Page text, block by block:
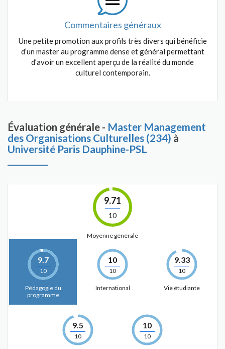
Commentaires généraux
Une petite promotion aux profils très divers qui bénéficie
d’un master au programme dense et général permettant
d’avoir un excellent aperçu de la réalité du monde
culturel contemporain.
Évaluation générale - Master Management
des Organisations Culturelles (234) à
Université Paris Dauphine-PSL
9.71
10
Moyenne générale
9.7
10
Pédagogie du
programme
10
10
International
9.33
10
Vie étudiante
9.5
10
10
10